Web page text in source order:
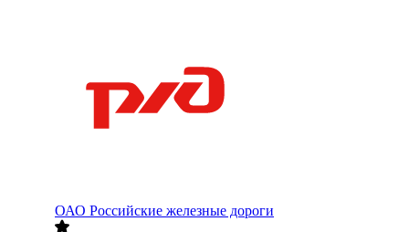
ОАО Российские железные дороги